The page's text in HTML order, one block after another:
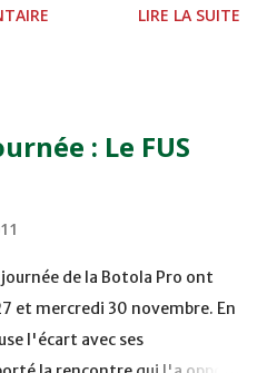
16h30 OCK 0 - 1 HUSA
- OCS au COMPLEXE SPORTIF
pour cause de finale de la
LIRE LA SUITE
: Le FUS
de la Botola Pro ont
et mercredi 30 novembre. En
l'écart avec ses